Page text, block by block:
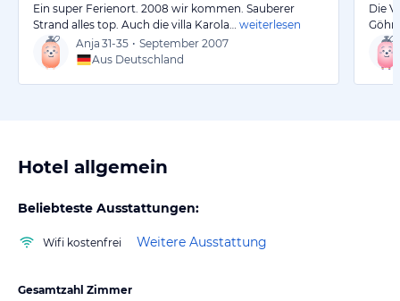
Ein super Ferienort. 2008 wir kommen. Sauberer
Strand alles top. Auch die villa Karola…
weiterlesen
Anja 31-35 • September 2007
Aus Deutschland
Die
Hotel allgemein
Beliebteste Ausstattungen:
Wifi kostenfrei Weitere Ausstattung
Gesamtzahl Zimmer